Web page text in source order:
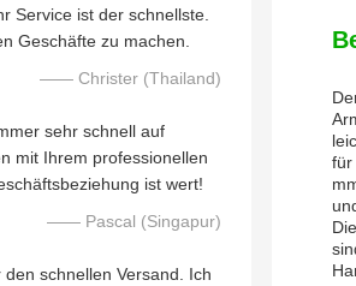
Service ist der schnellste.
Geschäfte zu machen.
—— Christer (Thailand)
sehr schnell auf
mit Ihrem professionellen
ist wert!
—— Pascal (Singapur)
schnellen Versand. Ich
für